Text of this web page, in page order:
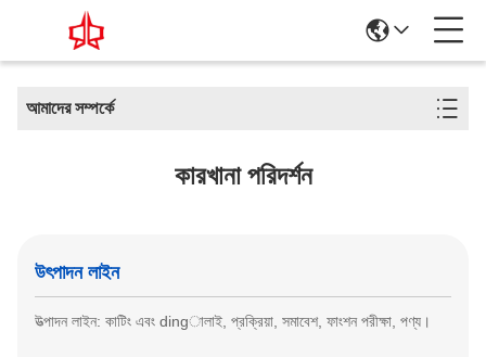
আমাদের সম্পর্কে
কারখানা পরিদর্শন
উৎপাদন লাইন
উত্পাদন লাইন: কাটিং এবং dingালাই, প্রক্রিয়া, সমাবেশ, ফাংশন পরীক্ষা, পণ্য।